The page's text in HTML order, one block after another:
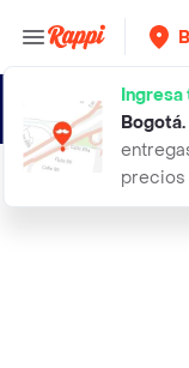
Bogotá.
precios
a de coco